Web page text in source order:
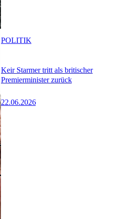
Keir Starmer tritt als britischer
Premierminister zurück
22.06.2026
POLITIK